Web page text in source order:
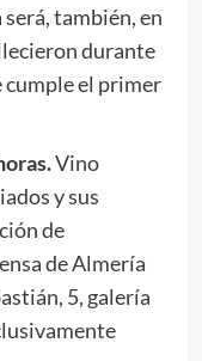
también, en
durante
cumple el primer
Vino
y sus
de
de Almería
5, galería